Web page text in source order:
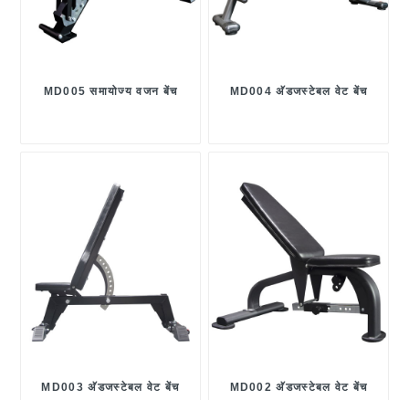
MD005 समायोज्य वजन बेंच MD004 अ‍ॅडजस्टेबल वेट बेंच
MD003 अ‍ॅडजस्टेबल वेट बेंच MD002 अ‍ॅडजस्टेबल वेट बेंच